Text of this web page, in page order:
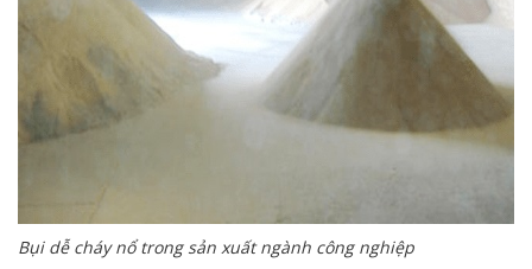
Bụi dễ cháy nổ trong sản xuất ngành công nghiệp